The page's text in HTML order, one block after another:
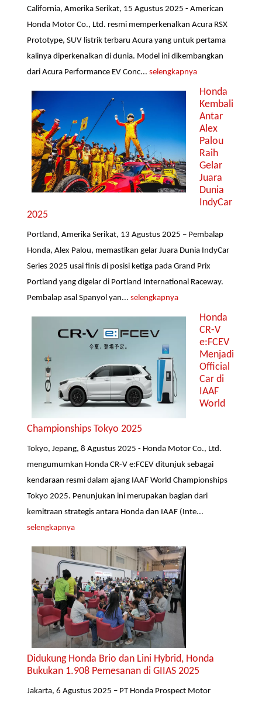
California, Amerika Serikat, 15 Agustus 2025 - American
Honda Motor Co., Ltd. resmi memperkenalkan Acura RSX
Prototype, SUV listrik terbaru Acura yang untuk pertama
kalinya diperkenalkan di dunia. Model ini dikembangkan
dari Acura Performance EV Conc...selengkapnya
Honda
Kembali
Antar
Alex
Palou
Raih
Gelar
Juara
Dunia
IndyCar
2025
Portland, Amerika Serikat, 13 Agustus 2025 – Pembalap
Honda, Alex Palou, memastikan gelar Juara Dunia IndyCar
Series 2025 usai finis di posisi ketiga pada Grand Prix
Portland yang digelar di Portland International Raceway.
Pembalap asal Spanyol yan...selengkapnya
Honda
CR-V
e:FCEV
Menjadi
Official
Car di
IAAF
World
Championships Tokyo 2025
Tokyo, Jepang, 8 Agustus 2025 - Honda Motor Co., Ltd.
mengumumkan Honda CR-V e:FCEV ditunjuk sebagai
kendaraan resmi dalam ajang IAAF World Championships
Tokyo 2025. Penunjukan ini merupakan bagian dari
kemitraan strategis antara Honda dan IAAF (Inte...
selengkapnya
Didukung Honda Brio dan Lini Hybrid, Honda
Bukukan 1.908 Pemesanan di GIIAS 2025
Jakarta, 6 Agustus 2025 – PT Honda Prospect Motor